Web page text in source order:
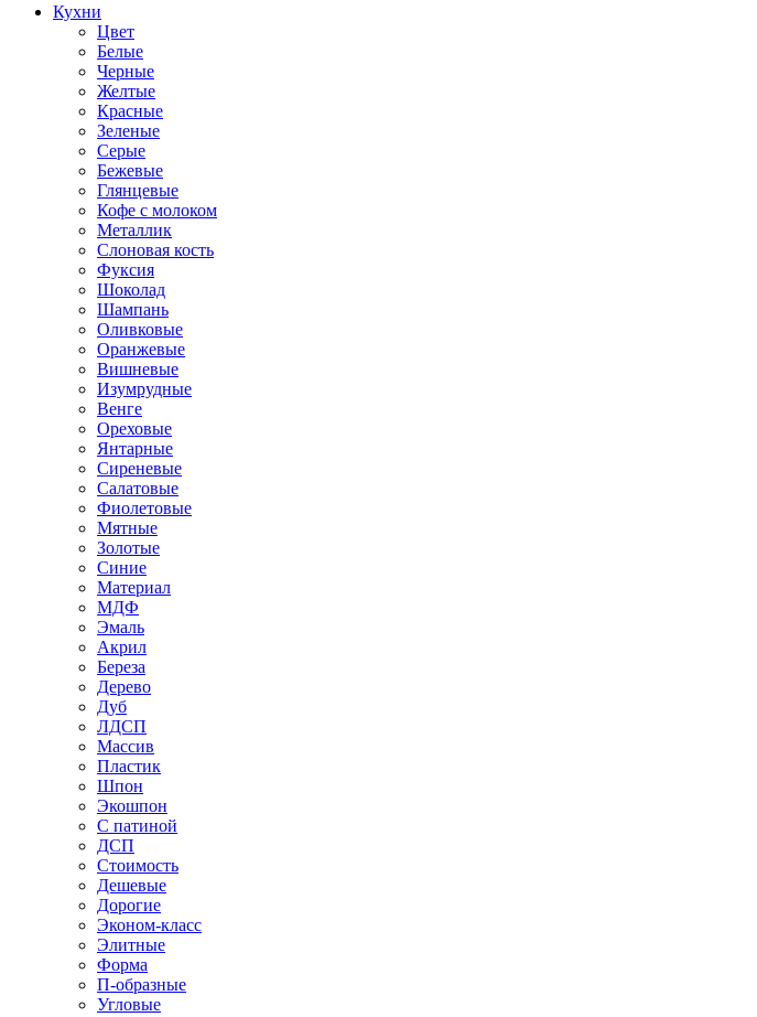
Кухни
Цвет
Белые
Черные
Желтые
Красные
Зеленые
Серые
Бежевые
Глянцевые
Кофе с молоком
Металлик
Слоновая кость
Фуксия
Шоколад
Шампань
Оливковые
Оранжевые
Вишневые
Изумрудные
Венге
Ореховые
Янтарные
Сиреневые
Салатовые
Фиолетовые
Мятные
Золотые
Синие
Материал
МДФ
Эмаль
Акрил
Береза
Дерево
Дуб
ЛДСП
Массив
Пластик
Шпон
Экошпон
С патиной
ДСП
Стоимость
Дешевые
Дорогие
Эконом-класс
Элитные
Форма
П-образные
Угловые